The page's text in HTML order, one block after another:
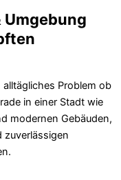
Umgebung
Problem ob
in einer Stadt wie
modernen Gebäuden,
zuverlässigen